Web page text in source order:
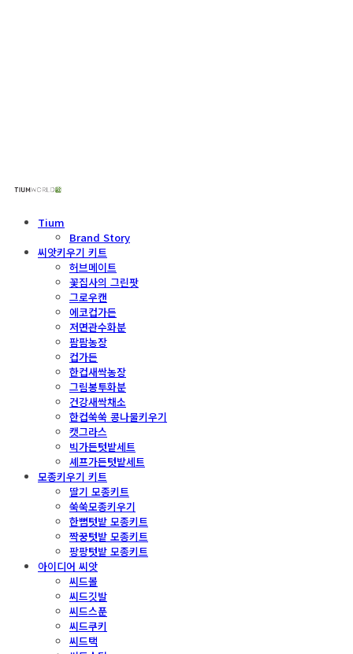
Tium
Brand Story
씨앗키우기 키트
허브메이트
꽃집사의 그린팟
그로우캔
에코컵가든
저면관수화분
팜팜농장
컵가든
한컵새싹농장
그림봉투화분
건강새싹채소
한컵쑥쑥 콩나물키우기
캣그라스
빅가든텃밭세트
셰프가든텃밭세트
모종키우기 키트
딸기 모종키트
쑥쑥모종키우기
한뼘텃밭 모종키트
짝꿍텃밭 모종키트
팡팡텃밭 모종키트
아이디어 씨앗
씨드볼
씨드깃발
씨드스푼
씨드쿠키
씨드택